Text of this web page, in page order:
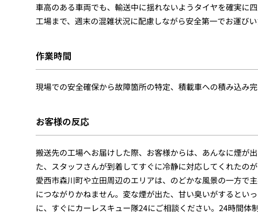
車高のある車両でも、輸送中に揺れないようタイヤを確実に
工場まで、週末の混雑状況に配慮しながら安全第一でお運びい
作業時間
現場での安全確保から故障箇所の特定、積載車への積み込み
お客様の反応
搬送先の工場へお届けした際、お客様からは、あんなに煙が
た、スタッフさんが到着してすぐに冷静に対応してくれたの
愛西市森川町や立田周辺のエリアは、のどかな風景の一方で
につながりかねません。変な煙が出た、甘い臭いがするとい
に、すぐにカーレスキュー隊24にご相談ください。24時間体